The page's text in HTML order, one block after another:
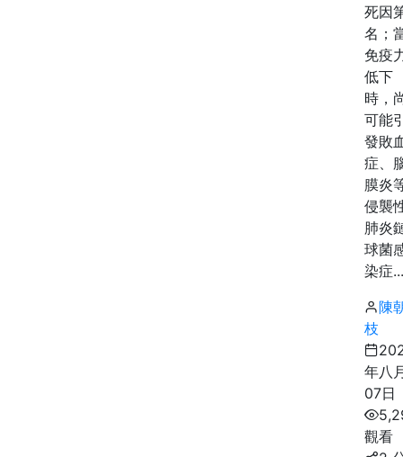
死因
名；
免疫
低下
時，
可能
發敗
症、
膜炎
侵襲
肺炎
球菌
染症...
陳
枝
年八
07日
觀看